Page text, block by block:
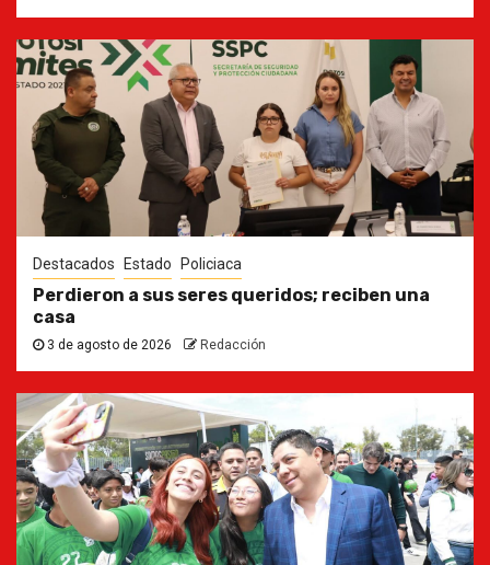
Destacados Estado Policiaca
Perdieron a sus seres queridos; reciben una
casa
3 de agosto de 2026 Redacción